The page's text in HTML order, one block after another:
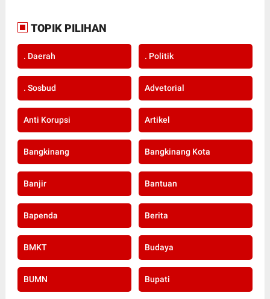
TOPIK PILIHAN
. Daerah . Politik
. Sosbud Advetorial
Anti Korupsi Artikel
Bangkinang Bangkinang Kota
Banjir Bantuan
Bapenda Berita
BMKT Budaya
BUMN Bupati